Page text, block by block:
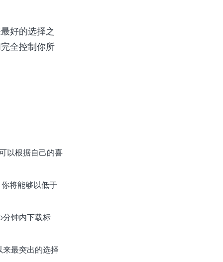
好的选择之
全控制你所
以根据自己的喜
将能够以低于
分钟内下载标
最突出的选择